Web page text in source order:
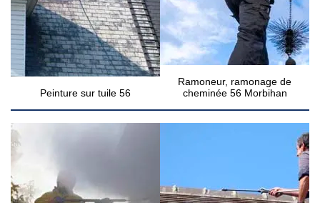
Peinture sur tuile 56
Ramoneur, ramonage de
cheminée 56 Morbihan